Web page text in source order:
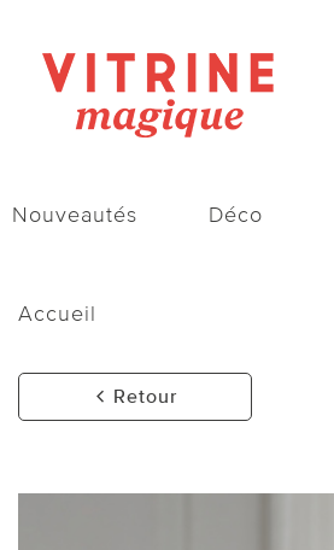
Nouveautés Déco
Accueil
Retour